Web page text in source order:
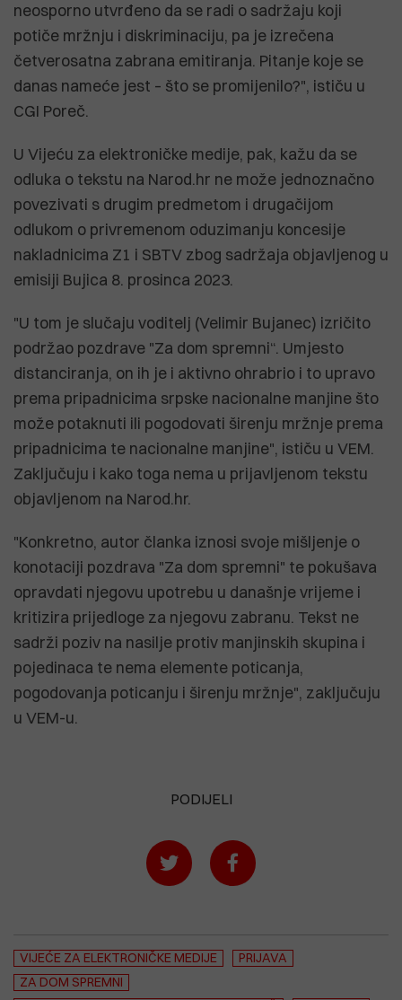
neosporno utvrđeno da se radi o sadržaju koji
potiče mržnju i diskriminaciju, pa je izrečena
četverosatna zabrana emitiranja. Pitanje koje se
danas nameće jest – što se promijenilo?", ističu u
CGI Poreč.
U Vijeću za elektroničke medije, pak, kažu da se
odluka o tekstu na Narod.hr ne može jednoznačno
povezivati s drugim predmetom i drugačijom
odlukom o privremenom oduzimanju koncesije
nakladnicima Z1 i SBTV zbog sadržaja objavljenog u
emisiji Bujica 8. prosinca 2023.
"U tom je slučaju voditelj (Velimir Bujanec) izričito
podržao pozdrave "Za dom spremni“. Umjesto
distanciranja, on ih je i aktivno ohrabrio i to upravo
prema pripadnicima srpske nacionalne manjine što
može potaknuti ili pogodovati širenju mržnje prema
pripadnicima te nacionalne manjine", ističu u VEM.
Zaključuju i kako toga nema u prijavljenom tekstu
objavljenom na Narod.hr.
"Konkretno, autor članka iznosi svoje mišljenje o
konotaciji pozdrava "Za dom spremni" te pokušava
opravdati njegovu upotrebu u današnje vrijeme i
kritizira prijedloge za njegovu zabranu. Tekst ne
sadrži poziv na nasilje protiv manjinskih skupina i
pojedinaca te nema elemente poticanja,
pogodovanja poticanju i širenju mržnje", zaključuju
u VEM-u.
PODIJELI
VIJEĆE ZA ELEKTRONIČKE MEDIJE
PRIJAVA
ZA DOM SPREMNI